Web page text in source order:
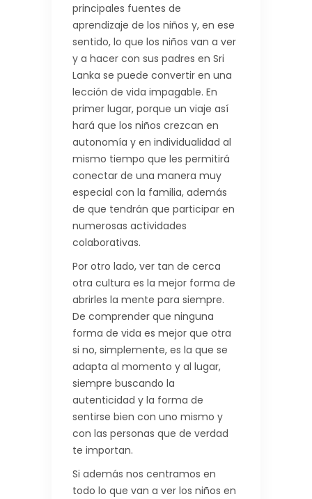
principales fuentes de
aprendizaje de los niños y, en ese
sentido, lo que los niños van a ver
y a hacer con sus padres en Sri
Lanka se puede convertir en una
lección de vida impagable. En
primer lugar, porque un viaje así
hará que los niños crezcan en
autonomía y en individualidad al
mismo tiempo que les permitirá
conectar de una manera muy
especial con la familia, además
de que tendrán que participar en
numerosas actividades
colaborativas.
Por otro lado, ver tan de cerca
otra cultura es la mejor forma de
abrirles la mente para siempre.
De comprender que ninguna
forma de vida es mejor que otra
si no, simplemente, es la que se
adapta al momento y al lugar,
siempre buscando la
autenticidad y la forma de
sentirse bien con uno mismo y
con las personas que de verdad
te importan.
Si además nos centramos en
todo lo que van a ver los niños en